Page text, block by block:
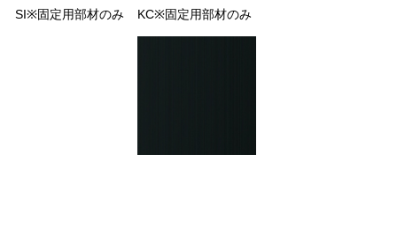
SI※固定用部材のみ KC※固定用部材のみ